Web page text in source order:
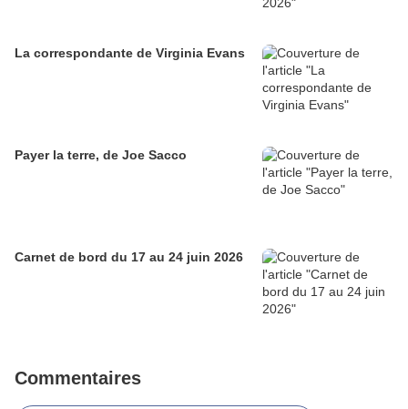
La correspondante de Virginia Evans
Payer la terre, de Joe Sacco
Carnet de bord du 17 au 24 juin 2026
Commentaires